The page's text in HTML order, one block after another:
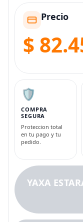
Precio
$
🛡️
COMPRA
SEGURA
Proteccion total
en tu pago y tu
pedido.
YAXA